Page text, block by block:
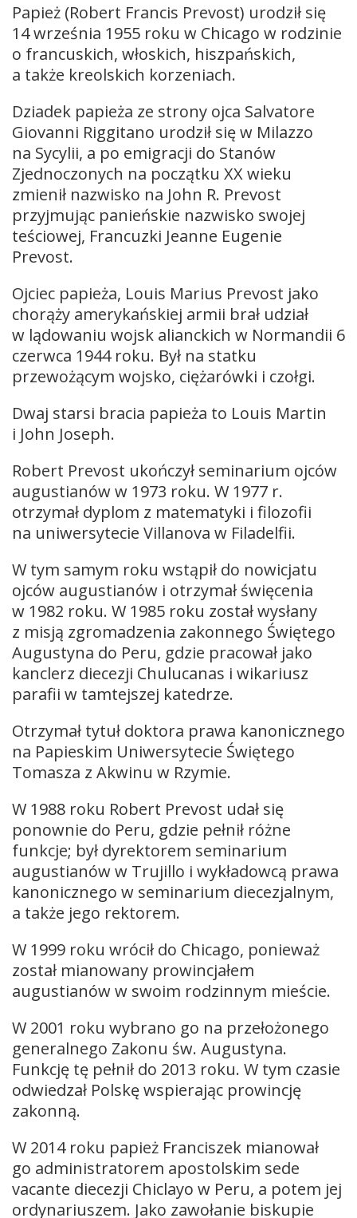
Papież (Robert Francis Prevost) urodził się
14 września 1955 roku w Chicago w rodzinie
o francuskich, włoskich, hiszpańskich,
a także kreolskich korzeniach.
Dziadek papieża ze strony ojca Salvatore
Giovanni Riggitano urodził się w Milazzo
na Sycylii, a po emigracji do Stanów
Zjednoczonych na początku XX wieku
zmienił nazwisko na John R. Prevost
przyjmując panieńskie nazwisko swojej
teściowej, Francuzki Jeanne Eugenie
Prevost.
Ojciec papieża, Louis Marius Prevost jako
chorąży amerykańskiej armii brał udział
w lądowaniu wojsk alianckich w Normandii 6
czerwca 1944 roku. Był na statku
przewożącym wojsko, ciężarówki i czołgi.
Dwaj starsi bracia papieża to Louis Martin
i John Joseph.
Robert Prevost ukończył seminarium ojców
augustianów w 1973 roku. W 1977 r.
otrzymał dyplom z matematyki i filozofii
na uniwersytecie Villanova w Filadelfii.
W tym samym roku wstąpił do nowicjatu
ojców augustianów i otrzymał święcenia
w 1982 roku. W 1985 roku został wysłany
z misją zgromadzenia zakonnego Świętego
Augustyna do Peru, gdzie pracował jako
kanclerz diecezji Chulucanas i wikariusz
parafii w tamtejszej katedrze.
Otrzymał tytuł doktora prawa kanonicznego
na Papieskim Uniwersytecie Świętego
Tomasza z Akwinu w Rzymie.
W 1988 roku Robert Prevost udał się
ponownie do Peru, gdzie pełnił różne
funkcje; był dyrektorem seminarium
augustianów w Trujillo i wykładowcą prawa
kanonicznego w seminarium diecezjalnym,
a także jego rektorem.
W 1999 roku wrócił do Chicago, ponieważ
został mianowany prowincjałem
augustianów w swoim rodzinnym mieście.
W 2001 roku wybrano go na przełożonego
generalnego Zakonu św. Augustyna.
Funkcję tę pełnił do 2013 roku. W tym czasie
odwiedzał Polskę wspierając prowincję
zakonną.
W 2014 roku papież Franciszek mianował
go administratorem apostolskim sede
vacante diecezji Chiclayo w Peru, a potem jej
ordynariuszem. Jako zawołanie biskupie